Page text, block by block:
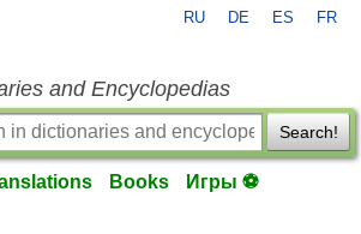
RU DE ES FR
and Encyclopedias
Search!
Books Игры ⚽